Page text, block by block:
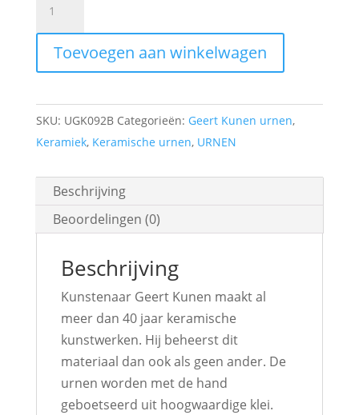
092
Keramische
brons
We'll
meet
aantal
Toevoegen aan winkelwagen
SKU: UGK092B Categorieën: Geert Kunen urnen,
Keramiek, Keramische urnen, URNEN
Beschrijving
Beoordelingen (0)
Beschrijving
Kunstenaar Geert Kunen maakt al
meer dan 40 jaar keramische
kunstwerken. Hij beheerst dit
materiaal dan ook als geen ander. De
urnen worden met de hand
geboetseerd uit hoogwaardige klei.